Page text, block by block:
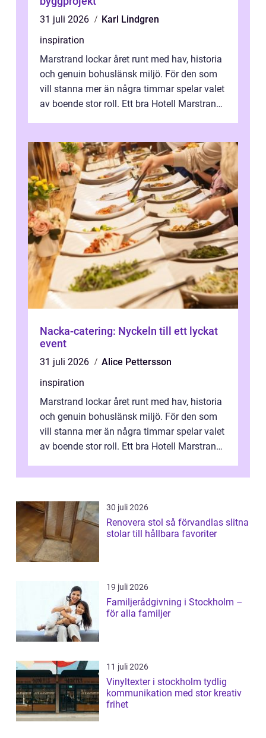
31 juli 2026
Karl Lindgren
inspiration
Marstrand lockar året runt med hav, historia
och genuin bohuslänsk miljö. För den som
vill stanna mer än några timmar spelar valet
av boende stor roll. Ett bra Hotell Marstrand
Nacka-catering: Nyckeln till ett lyckat
event
31 juli 2026
Alice Pettersson
inspiration
Marstrand lockar året runt med hav, historia
och genuin bohuslänsk miljö. För den som
vill stanna mer än några timmar spelar valet
av boende stor roll. Ett bra Hotell Marstrand
30 juli 2026
Renovera stol så förvandlas slitna
stolar till hållbara favoriter
19 juli 2026
Familjerådgivning i Stockholm –
för alla familjer
11 juli 2026
Vinyltexter i stockholm tydlig
kommunikation med stor kreativ
frihet